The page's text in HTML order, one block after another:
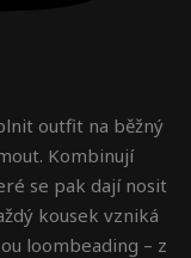
outfit na běžný
Kombinují
se pak dají nosit
kousek vzniká
loombeading – z